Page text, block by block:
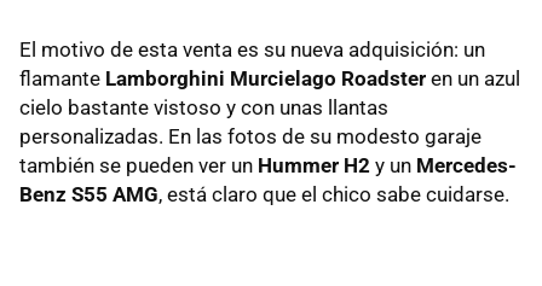
El motivo de esta venta es su nueva adquisición: un
flamante Lamborghini Murcielago Roadster en un azul
cielo bastante vistoso y con unas llantas
personalizadas. En las fotos de su modesto garaje
también se pueden ver un Hummer H2 y un Mercedes-
Benz S55 AMG, está claro que el chico sabe cuidarse.